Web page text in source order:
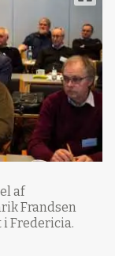
af
Frandsen
Fredericia.